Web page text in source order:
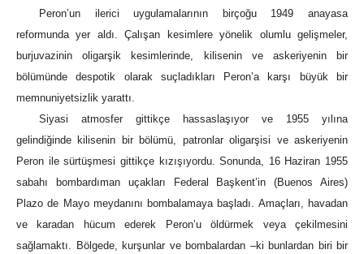
Peron’un ilerici uygulamalarının birçoğu 1949 anayasa
reformunda yer aldı. Çalışan kesimlere yönelik olumlu gelişmeler,
burjuvazinin oligarşik kesimlerinde, kilisenin ve askeriyenin bir
bölümünde despotik olarak suçladıkları Peron’a karşı büyük bir
memnuniyetsizlik yarattı.
Siyasi atmosfer gittikçe hassaslaşıyor ve 1955 yılına
gelindiğinde kilisenin bir bölümü, patronlar oligarşisi ve askeriyenin
Peron ile sürtüşmesi gittikçe kızışıyordu. Sonunda, 16 Haziran 1955
sabahı bombardıman uçakları Federal Başkent’in (Buenos Aires)
Plazo de Mayo meydanını bombalamaya başladı. Amaçları, havadan
ve karadan hücum ederek Peron’u öldürmek veya çekilmesini
sağlamaktı. Bölgede, kurşunlar ve bombalardan –ki bunlardan biri bir